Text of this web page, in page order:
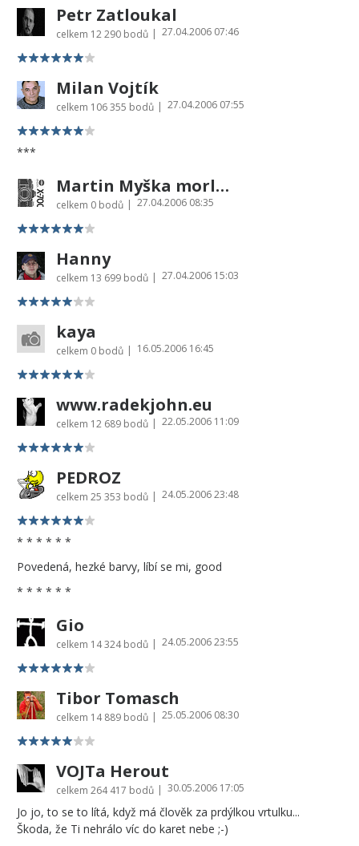
Petr Zatloukal
celkem 12 290 bodů | 27.04.2006 07:46
Milan Vojtík
celkem 106 355 bodů | 27.04.2006 07:55
***
Martin Myška morlor.net
celkem 0 bodů | 27.04.2006 08:35
Hanny
celkem 13 699 bodů | 27.04.2006 15:03
kaya
celkem 0 bodů | 16.05.2006 16:45
www.radekjohn.eu
celkem 12 689 bodů | 22.05.2006 11:09
PEDROZ
celkem 25 353 bodů | 24.05.2006 23:48
* * * * * *
Povedená, hezké barvy, líbí se mi, good
* * * * * *
Gio
celkem 14 324 bodů | 24.05.2006 23:55
Tibor Tomasch
celkem 14 889 bodů | 25.05.2006 08:30
VOJTa Herout
celkem 264 417 bodů | 30.05.2006 17:05
Jo jo, to se to lítá, když má člověk za prdýlkou vrtulku...
Škoda, že Ti nehrálo víc do karet nebe ;-)